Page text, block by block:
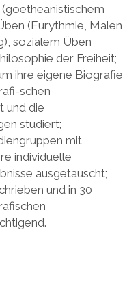
(goetheanistischem
(Eurythmie, Malen,
sozialem Üben
der Freiheit;
ihre eigene Biografie
schen
und die
studiert;
mit
individuelle
ausgetauscht;
und in 30